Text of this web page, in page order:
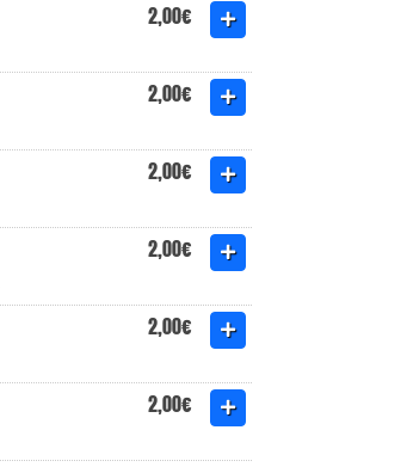
2,00€
2,00€
2,00€
2,00€
2,00€
2,00€